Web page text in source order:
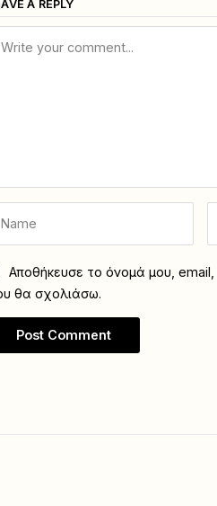
A REPLY
Αποθήκευσε το όνομά μου,
θα σχολιάσω.